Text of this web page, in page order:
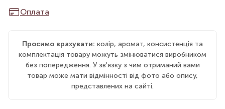
Оплата
Просимо врахувати: колір, аромат, консистенція та
комплектація товару можуть змінюватися виробником
без попередження. У зв'язку з чим отриманий вами
товар може мати відмінності від фото або опису,
представлених на сайті.